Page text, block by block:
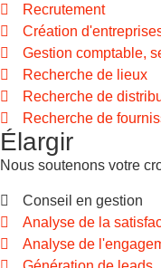
Recrutement
Création
Gestion comptable,
Recherche de lieux
Recherche de
Recherche de
Élargir
Nous soutenons votre
Conseil en gestion
Analyse de la
Analyse de